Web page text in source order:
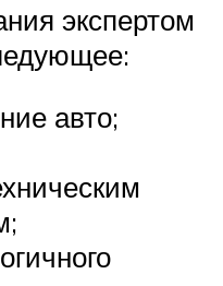
экспертом
авто;